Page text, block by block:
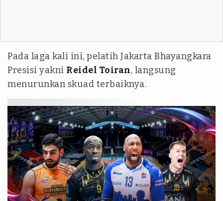
Pada laga kali ini, pelatih Jakarta Bhayangkara
Presisi yakni Reidel Toiran, langsung
menurunkan skuad terbaiknya.